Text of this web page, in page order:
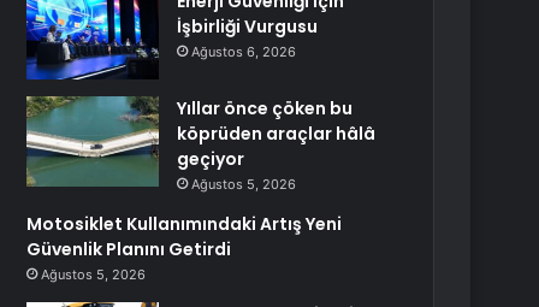
İşbirliği Vurgusu
Ağustos 6, 2026
Yıllar önce çöken bu
köprüden araçlar hâlâ
geçiyor
Ağustos 5, 2026
Motosiklet Kullanımındaki Artış Yeni
Güvenlik Planını Getirdi
Ağustos 5, 2026